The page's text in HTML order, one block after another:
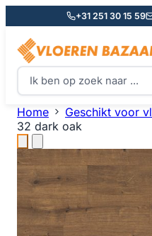
+31 251 30 15 59
Home Geschikt voor
32 dark oak